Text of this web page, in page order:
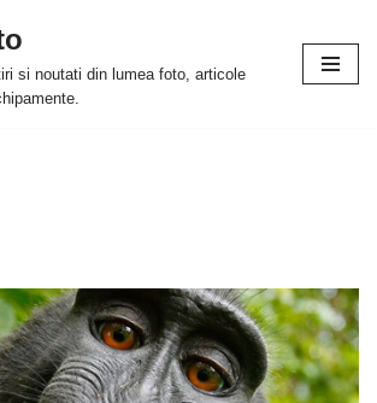
si noutati din lumea foto, articole